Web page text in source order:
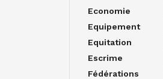
Economie
Equipement
Equitation
Escrime
Fédérations